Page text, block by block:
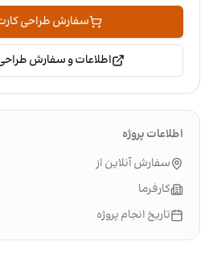
سفارش طراحی
اطلاعات و سفارش
اطلاعات پروژه
سفارش آنلاین از
کارفرما
تاریخ انجام پروژه